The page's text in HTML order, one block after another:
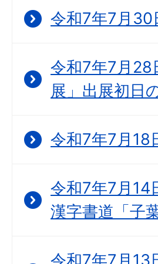
令和7年7月30
令和7年7月28
展」出展初日
令和7年7月18
令和7年7月14
漢字書道「子